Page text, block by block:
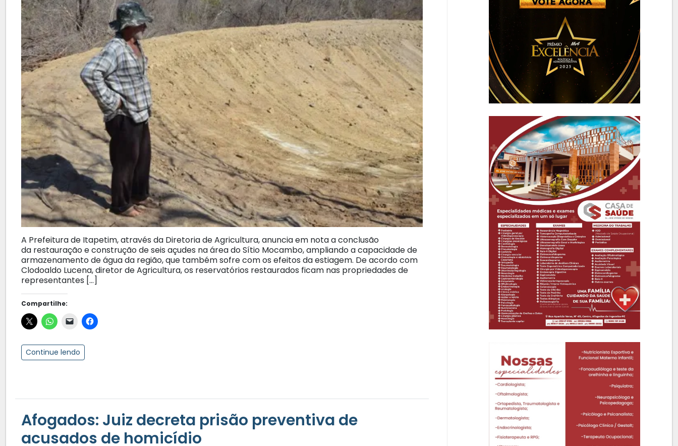
A Prefeitura de Itapetim, através da Diretoria de Agricultura, anuncia em nota a conclusão
da restauração e construção de seis açudes na área do Sítio Mocambo, ampliando a capacidade de
armazenamento de água da região, que também sofre com os efeitos da estiagem. De acordo com
Clodoaldo Lucena, diretor de Agricultura, os reservatórios restaurados ficam nas propriedades de
representantes […]
Compartilhe:
Continue lendo
Afogados: Juiz decreta prisão preventiva de
acusados de homicídio